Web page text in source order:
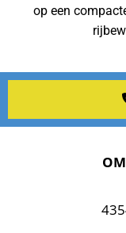
op een